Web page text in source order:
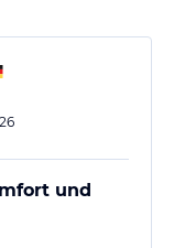
internationalen
stets einen
im Hotel Palace
fürs Shopping –
und
und